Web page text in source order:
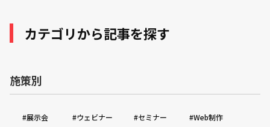
カテゴリから記事を探す
施策別
#展示会 #ウェビナー #セミナー
#Web制作